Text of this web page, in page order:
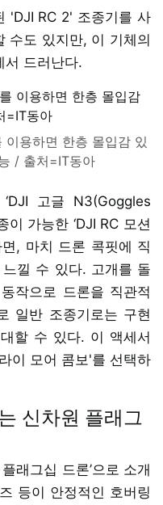
'DJI RC 2' 조종기를 사
수도 있지만, 이 기체의
서 드러난다.
용하면 한층 몰입감 있
/ 출처=IT동아
고글 N3(Goggles
이 가능한 ‘DJI RC 모션
, 마치 드론 콕핏에 직
낄 수 있다. 고개를 돌
작으로 드론을 직관적
일반 조종기로는 구현
할 수 있다. 이 액세서
이 모어 콤보'를 선택하
신차원 플래그
래그십 드론’으로 소개
등이 안정적인 호버링